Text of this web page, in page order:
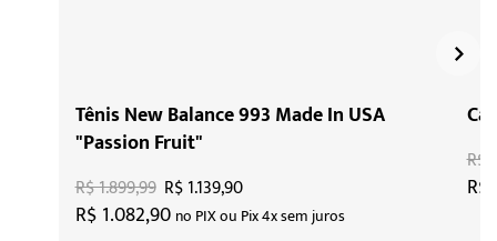
Tênis New Balance 993 Made In USA
"Passion Fruit"
R$ 1.082,90 no PIX ou Pix 4x sem juros
R$ 1.899,99 R$ 1.139,90
R$